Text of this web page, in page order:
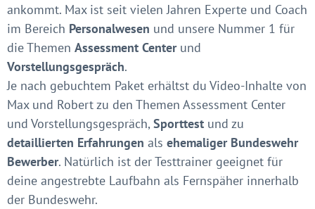
ankommt. Max ist seit vielen Jahren Experte und Coach
im Bereich Personalwesen und unsere Nummer 1 für
die Themen Assessment Centerund
Vorstellungsgespräch.
Je nach gebuchtem Paket erhältst du Video-Inhalte von
Max und Robert zu den Themen Assessment Center
und Vorstellungsgespräch, Sporttest und zu
detaillierten Erfahrungen als ehemaliger Bundeswehr
Bewerber. Natürlich ist der Testtrainer geeignet für
deine angestrebte Laufbahn als Fernspäher innerhalb
der Bundeswehr.